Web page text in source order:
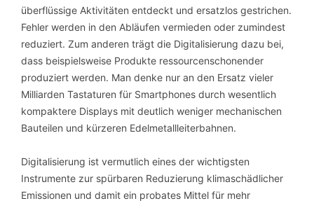
überflüssige Aktivitäten entdeckt und ersatzlos gestrichen.
Fehler werden in den Abläufen vermieden oder zumindest
reduziert. Zum anderen trägt die Digitalisierung dazu bei,
dass beispielsweise Produkte ressourcenschonender
produziert werden. Man denke nur an den Ersatz vieler
Milliarden Tastaturen für Smartphones durch wesentlich
kompaktere Displays mit deutlich weniger mechanischen
Bauteilen und kürzeren Edelmetallleiterbahnen.
Digitalisierung ist vermutlich eines der wichtigsten
Instrumente zur spürbaren Reduzierung klimaschädlicher
Emissionen und damit ein probates Mittel für mehr